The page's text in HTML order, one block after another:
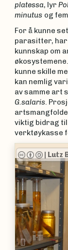
platessa, lyr
minutus og
For å kunne
parasitter,
kunnskap om
kunne skille
kan nemlig
av samme art
G.salaris .
viktig bidrag til
verktøykasse
Previous